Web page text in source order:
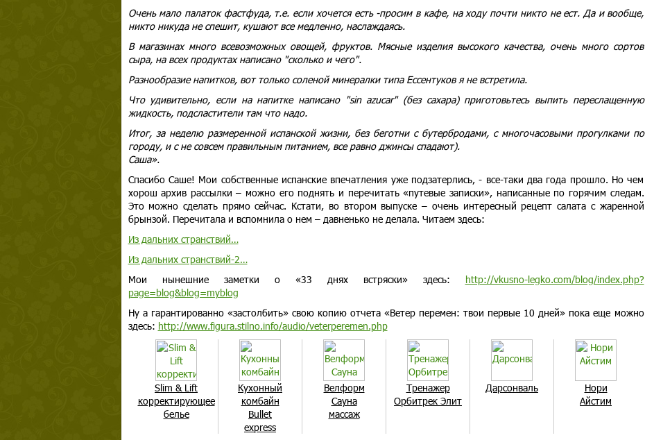
Очень мало палаток фастфуда, т.е. если хочется есть -просим в кафе, на ходу почти никто не ест. Да и вообще,
никто никуда не спешит, кушают все медленно, наслаждаясь.
В магазинах много всевозможных овощей, фруктов. Мясные изделия высокого качества, очень много сортов
сыра, на всех продуктах написано "сколько и чего".
Разнообразие напитков, вот только соленой минералки типа Ессентуков я не встретила.
Что удивительно, если на напитке написано "sin azucar" (без сахара) приготовьтесь выпить переслащенную
жидкость, подсластители там что надо.
Итог, за неделю размеренной испанской жизни, без беготни с бутербродами, с многочасовыми прогулками по
городу, и с не совсем правильным питанием, все равно джинсы спадают).
Саша».
Спасибо Саше! Мои собственные испанские впечатления уже подзатерлись, - все-таки два года прошло. Но чем
хорош архив рассылки – можно его поднять и перечитать «путевые записки», написанные по горячим следам.
Это можно сделать прямо сейчас. Кстати, во втором выпуске – очень интересный рецепт салата с жаренной
брынзой. Перечитала и вспомнила о нем – давненько не делала. Читаем здесь:
Из дальних странствий…
Из дальних странствий-2…
Мои нынешние заметки о «33 днях встряски» здесь: http://vkusno-legko.com/blog/index.php?
page=blog&blog=myblog
Ну а гарантированно «застолбить» свою копию отчета «Ветер перемен: твои первые 10 дней» пока еще можно
здесь: http://www.figura.stilno.info/audio/veterperemen.php
Slim & Lift
корректирующее
белье
Кухонный
комбайн
Bullet
express
Велформ
Сауна
массаж
Тренажер
Орбитрек Элит
Дарсонваль
Нори
Айстим